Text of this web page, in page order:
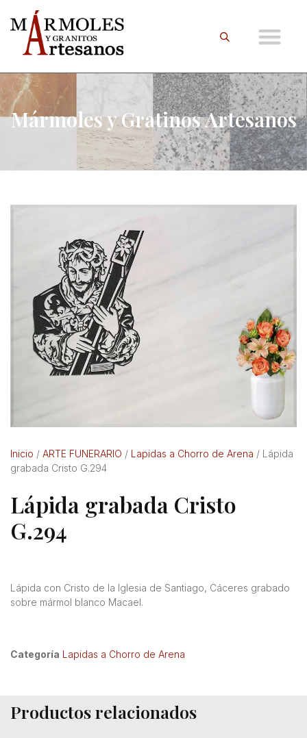
Mármoles y Gratinos Artesanos
Inicio / ARTE FUNERARIO / Lapidas a Chorro de Arena / Lápida
grabada Cristo G.294
Lápida grabada Cristo
G.294
Lápida con Cristo de la Iglesia de Santiago, Cáceres grabado
sobre mármol blanco Macael.
Categoría Lapidas a Chorro de Arena
Productos relacionados